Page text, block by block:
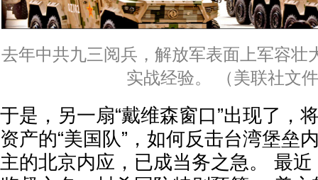
去年中共九三阅兵，解放军表面上军容壮
实战经验。 （美联社文
于是，另一扇“戴维森窗口”出现了，
资产的“美国队”，如何反击台湾堡垒
主的北京内应，已成当务之急。 最